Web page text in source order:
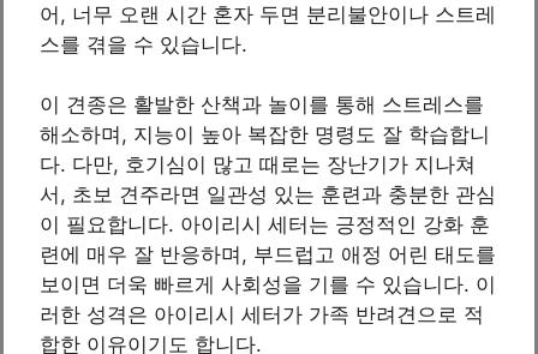
어, 너무 오랜 시간 혼자 두면 분리불안이나 스트레
스를 겪을 수 있습니다.
이 견종은 활발한 산책과 놀이를 통해 스트레스를
해소하며, 지능이 높아 복잡한 명령도 잘 학습합니
다. 다만, 호기심이 많고 때로는 장난기가 지나쳐
서, 초보 견주라면 일관성 있는 훈련과 충분한 관심
이 필요합니다. 아이리시 세터는 긍정적인 강화 훈
련에 매우 잘 반응하며, 부드럽고 애정 어린 태도를
보이면 더욱 빠르게 사회성을 기를 수 있습니다. 이
러한 성격은 아이리시 세터가 가족 반려견으로 적
합한 이유이기도 합니다.